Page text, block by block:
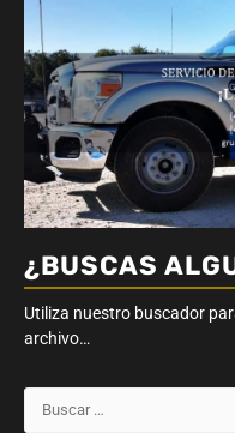
¿BUSCAS
Utiliza nuestro buscador
archivo…